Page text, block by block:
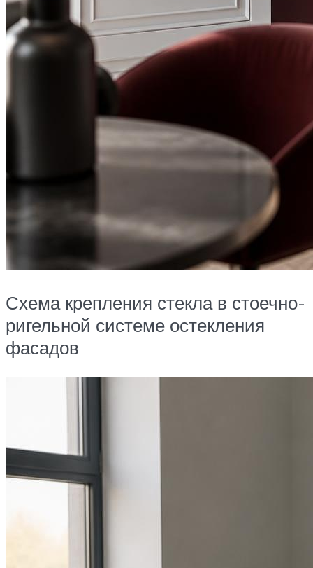
Схема крепления стекла в стоечно-
ригельной системе остекления
фасадов